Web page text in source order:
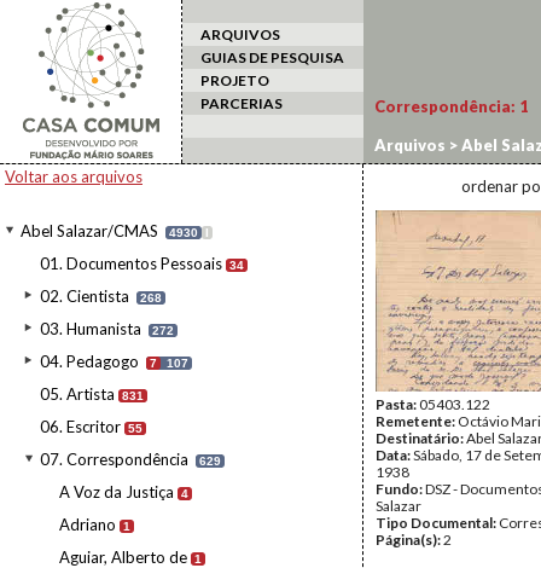
ARQUIVOS
GUIAS DE PESQUISA
PROJETO
PARCERIAS
Voltar aos arquivos
Abel Salazar/CMAS 4930 I
01. Documentos Pessoais 34
02. Cientista 268
03. Humanista 272
04. Pedagogo 7 107
05. Artista 831
06. Escritor 55
07. Correspondência 629
A Voz da Justiça 4
Adriano 1
Aguiar, Alberto de 1
Correspondência: 1
Arquivos >Abel
ordenar
Pasta:05403.122
Remetente: Octávio
Destinatário:Abel
Data:Sábado, 17 de
1938
Fundo:DSZ -
Salazar
Tipo Documental:
Página(s):2